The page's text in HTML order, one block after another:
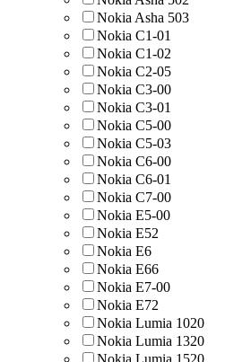
Nokia Asha 503
Nokia C1-01
Nokia C1-02
Nokia C2-05
Nokia C3-00
Nokia C3-01
Nokia C5-00
Nokia C5-03
Nokia C6-00
Nokia C6-01
Nokia C7-00
Nokia E5-00
Nokia E52
Nokia E6
Nokia E66
Nokia E7-00
Nokia E72
Nokia Lumia 1020
Nokia Lumia 1320
Nokia Lumia 1520